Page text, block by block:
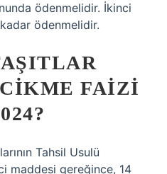
ödenmelidir. İkinci
ödenmelidir.
FAIZI
Tahsil Usulü
maddesi gereğince, 14